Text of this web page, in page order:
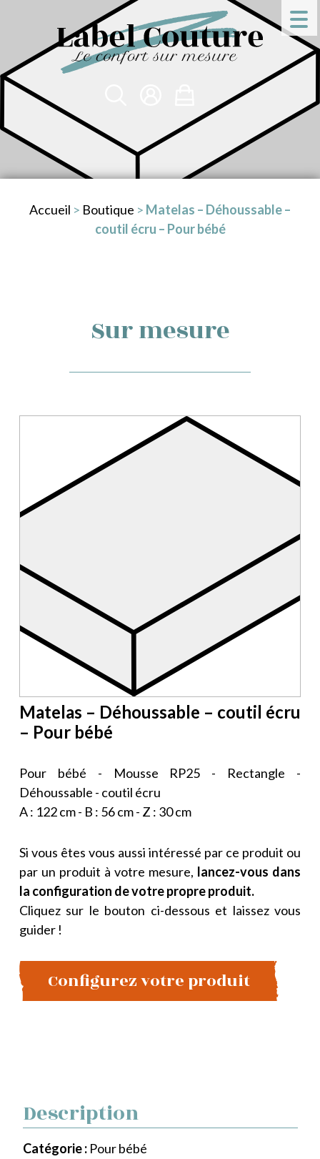
Accueil > Boutique > Matelas – Déhoussable –
coutil écru – Pour bébé
Sur mesure
Matelas – Déhoussable – coutil écru
– Pour bébé
Pour bébé - Mousse RP25 - Rectangle -
Déhoussable - coutil écru
A : 122 cm - B : 56 cm - Z : 30 cm
Si vous êtes vous aussi intéressé par ce produit ou
par un produit à votre mesure, lancez-vous dans
la configuration de votre propre produit.
Cliquez sur le bouton ci-dessous et laissez vous
guider !
Configurez votre produit
Description
Catégorie : Pour bébé